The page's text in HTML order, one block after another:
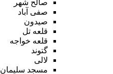
صالح شهر
صفی آباد
صیدون
قلعه تل
قلعه خواجه
گتوند
لالی
مسجد سلیمان